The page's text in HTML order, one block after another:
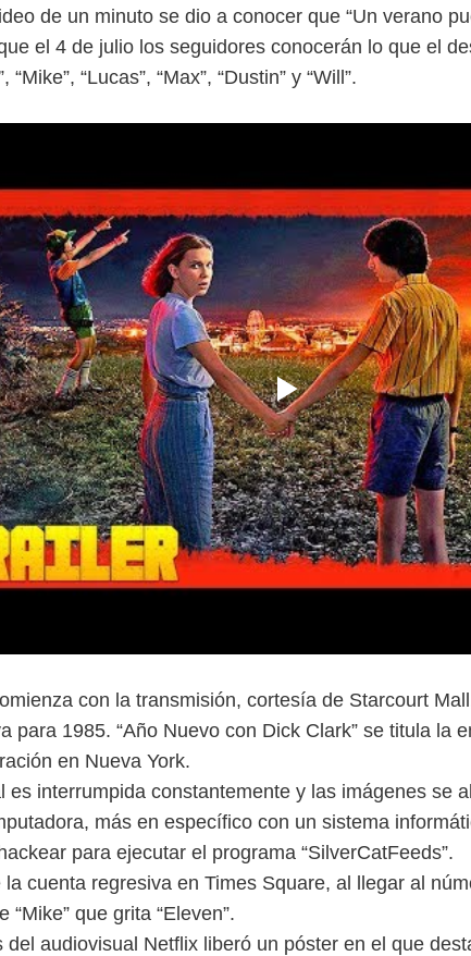
de un minuto se dio a conocer que “Un verano
el 4 de julio los seguidores conocerán lo que el
“Mike”, “Lucas”, “Max”, “Dustin” y “Will”.
con la transmisión, cortesía de Starcourt
para 1985. “Año Nuevo con Dick Clark” se titula la
en Nueva York.
es interrumpida constantemente y las imágenes se
más en específico con un sistema
para ejecutar el programa “SilverCatFeeds”.
la cuenta regresiva en Times Square, al llegar al
“Mike” que grita “Eleven”.
del audiovisual Netflix liberó un póster en el que